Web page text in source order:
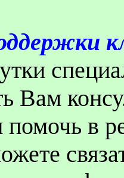
Вам
помочь в